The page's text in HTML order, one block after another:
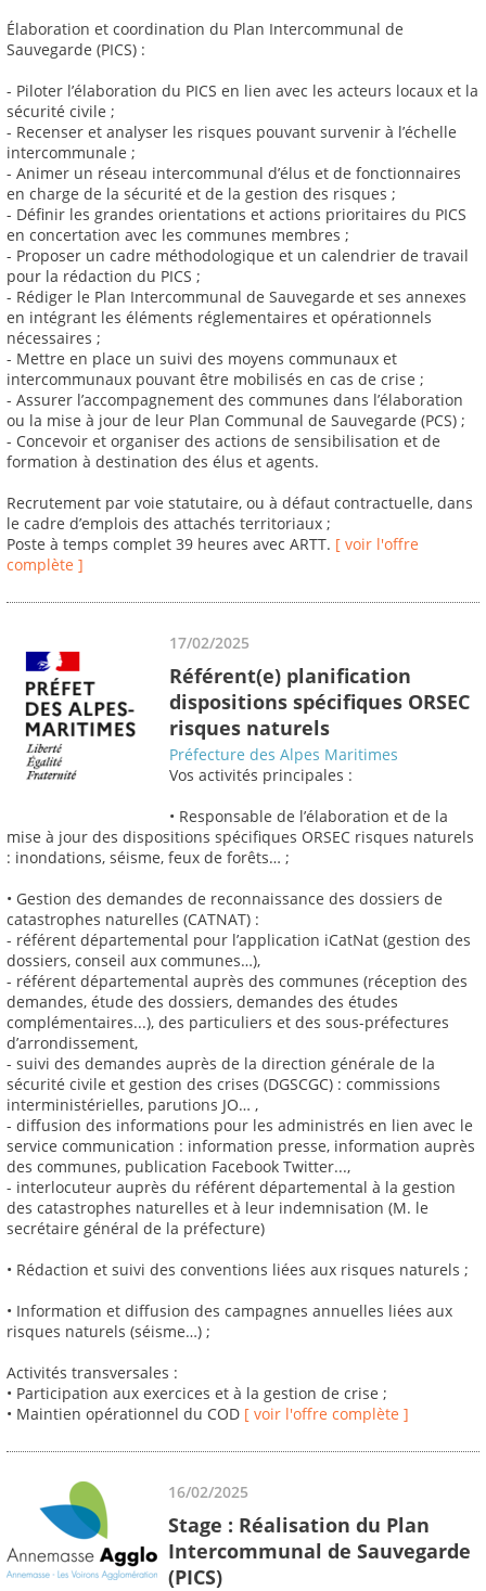
Élaboration et coordination du Plan Intercommunal de
Sauvegarde (PICS) :
- Piloter l’élaboration du PICS en lien avec les acteurs locaux et la
sécurité civile ;
- Recenser et analyser les risques pouvant survenir à l’échelle
intercommunale ;
- Animer un réseau intercommunal d’élus et de fonctionnaires
en charge de la sécurité et de la gestion des risques ;
- Définir les grandes orientations et actions prioritaires du PICS
en concertation avec les communes membres ;
- Proposer un cadre méthodologique et un calendrier de travail
pour la rédaction du PICS ;
- Rédiger le Plan Intercommunal de Sauvegarde et ses annexes
en intégrant les éléments réglementaires et opérationnels
nécessaires ;
- Mettre en place un suivi des moyens communaux et
intercommunaux pouvant être mobilisés en cas de crise ;
- Assurer l’accompagnement des communes dans l’élaboration
ou la mise à jour de leur Plan Communal de Sauvegarde (PCS) ;
- Concevoir et organiser des actions de sensibilisation et de
formation à destination des élus et agents.
Recrutement par voie statutaire, ou à défaut contractuelle, dans
le cadre d’emplois des attachés territoriaux ;
Poste à temps complet 39 heures avec ARTT. [ voir l'offre
complète ]
17/02/2025
Référent(e) planification
dispositions spécifiques ORSEC
risques naturels
Préfecture des Alpes Maritimes
Vos activités principales :
• Responsable de l’élaboration et de la
mise à jour des dispositions spécifiques ORSEC risques naturels
: inondations, séisme, feux de forêts… ;
• Gestion des demandes de reconnaissance des dossiers de
catastrophes naturelles (CATNAT) :
- référent départemental pour l’application iCatNat (gestion des
dossiers, conseil aux communes…),
- référent départemental auprès des communes (réception des
demandes, étude des dossiers, demandes des études
complémentaires...), des particuliers et des sous-préfectures
d’arrondissement,
- suivi des demandes auprès de la direction générale de la
sécurité civile et gestion des crises (DGSCGC) : commissions
interministérielles, parutions JO… ,
- diffusion des informations pour les administrés en lien avec le
service communication : information presse, information auprès
des communes, publication Facebook Twitter...,
- interlocuteur auprès du référent départemental à la gestion
des catastrophes naturelles et à leur indemnisation (M. le
secrétaire général de la préfecture)
• Rédaction et suivi des conventions liées aux risques naturels ;
• Information et diffusion des campagnes annuelles liées aux
risques naturels (séisme…) ;
Activités transversales :
• Participation aux exercices et à la gestion de crise ;
• Maintien opérationnel du COD [ voir l'offre complète ]
16/02/2025
Stage : Réalisation du Plan
Intercommunal de Sauvegarde
(PICS)